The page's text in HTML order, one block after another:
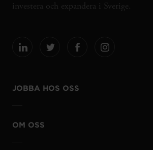
investera och expandera i Sverige.
JOBBA HOS OSS
OM OSS